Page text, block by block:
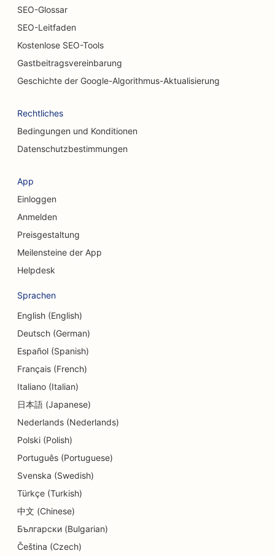
SEO für Reinigungsdienste
SEO für Chiropraktiker
SEO für chemische Peeling-Dienstleistungen
SEO für kraniofaziale Chirurgen
SEO für Coffee Shops
SEO für Kreditgenossenschaften
SEO für Feinkostläden
SEO für Schuldnerberatungsdienste
SEO für Währungsumtausch-Dienstleistungen
SEO für Dermabrasionsdienstleistungen
SEO für Kindertagesstätten
SEO für Detailgeschäfte
SEO für Gastronomen
SEO für Cupcake-Läden
SEO für Bildungs- und Kinderbetreuungsdienste
SEO für Elektriker
SEO-Glossar
SEO-Leitfaden
Kostenlose SEO-Tools
Gastbeitragsvereinbarung
Geschichte der Google-Algorithmus-Aktualisierung
Rechtliches
Bedingungen und Konditionen
Datenschutzbestimmungen
App
Einloggen
Anmelden
Preisgestaltung
Meilensteine der App
Helpdesk
Sprachen
English (English)
Deutsch (German)
Español (Spanish)
Français (French)
Italiano (Italian)
日本語 (Japanese)
Nederlands (Nederlands)
Polski (Polish)
Português (Portuguese)
Svenska (Swedish)
Türkçe (Turkish)
中文 (Chinese)
Български (Bulgarian)
Čeština (Czech)